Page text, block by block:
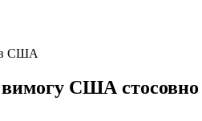
США
США стосовно